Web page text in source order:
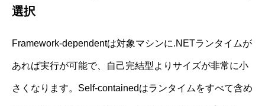
選択
Framework-dependentは対象マシンに.NETランタイムが
あれば実行が可能で、自己完結型よりサイズが非常に小
さくなります。Self-containedはランタイムをすべて含め